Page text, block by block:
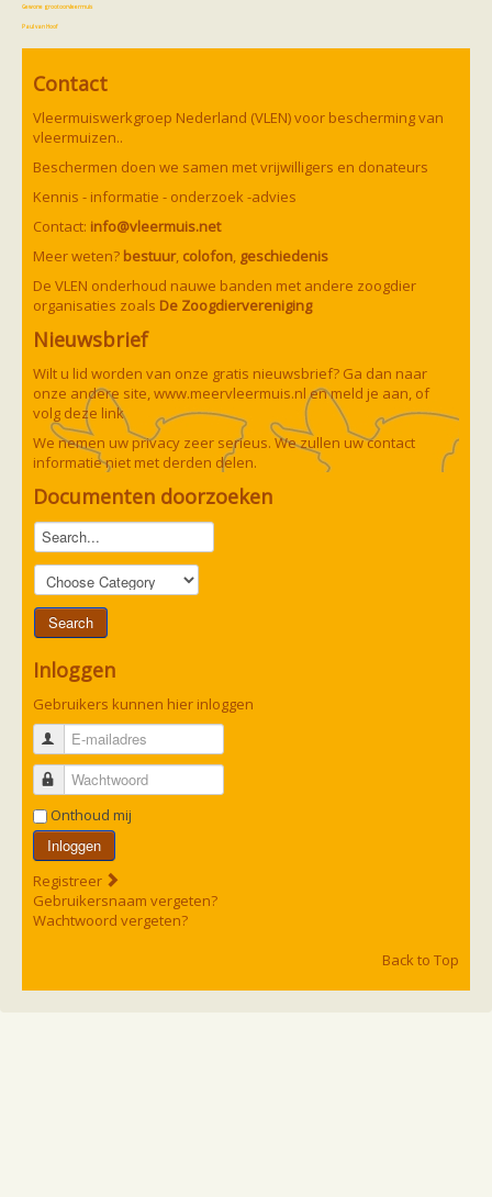
Laatvlieger
Meervleermuis
Mopsvleermuis
Rosse vleermuis
Ruige dwergvleermuis
Tweekleurige vleermuis
Vale vleermuis
Watervleermuis
Vleermuizen en eikenprocessierups
Spreekbeurt
Tekenen
Spelletjes
Weetjes
Meer weten
Links
Boeken en tijdschriften
geluiden van vleermuizen
Nieuwsberichten
Informatiefolders
Nederland
Buitenland
Vlennieuwsbrief
Overige publicaties
zoonose info (rabies, corona, etc)
rapporten
Handleiding
Overig
Video beelden
Forum
Naar het forum
Gewone grootoorvleermuis
Paul van Hoof
Contact
Vleermuiswerkgroep Nederland (VLEN) voor bescherming van
vleermuizen..
Beschermen doen we samen met vrijwilligers en donateurs
Kennis - informatie - onderzoek -advies
Contact: info@vleermuis.net
Meer weten? bestuur, colofon, geschiedenis
De VLEN onderhoud nauwe banden met andere zoogdier
organisaties zoals De Zoogdiervereniging
Nieuwsbrief
Wilt u lid worden van onze gratis nieuwsbrief? Ga dan naar
onze andere site,www.meervleermuis.nlen meld je aan, of
volg deze link
We nemen uw privacy zeer serieus. We zullen uw contact
informatie niet met derden delen.
Documenten doorzoeken
Inloggen
Gebruikers kunnen hier inloggen
E-mailadres
Wachtwoord
Onthoud mij
Inloggen
Registreer
Gebruikersnaam vergeten?
Wachtwoord vergeten?
Back to Top